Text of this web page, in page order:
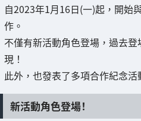
自2023年1月16日(一)起，開始
作。
不僅有新活動角色登場，過去
現！
此外，也發表了多項合作紀念活
新活動角色登場！